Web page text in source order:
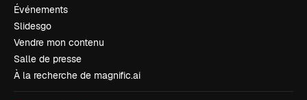
Événements
Slidesgo
Vendre mon contenu
Salle de presse
À la recherche de magnific.ai